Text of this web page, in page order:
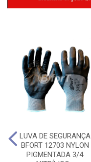
LUVA DE SEGURANÇA
BFORT 12703 NYLON
PIGMENTADA 3/4